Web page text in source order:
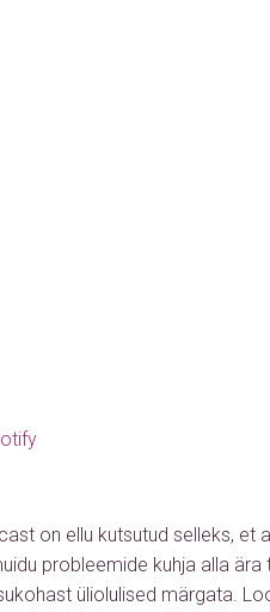
on ellu kutsutud selleks, et
probleemide kuhja alla
üliolulised märgata.